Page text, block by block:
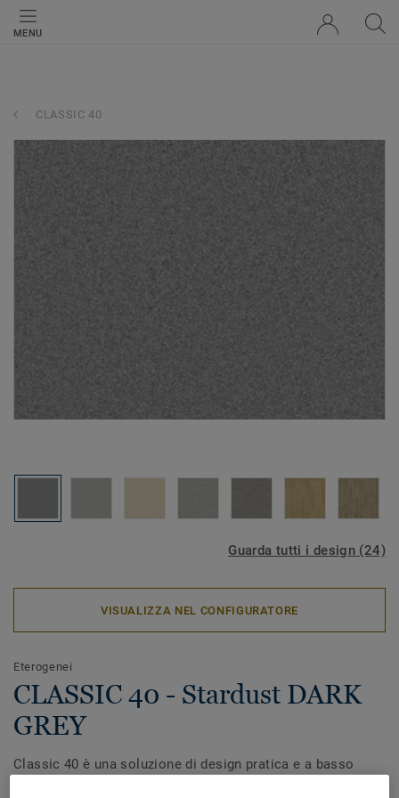
MENU
CLASSIC 40
Guarda tutti i design (24)
VISUALIZZA NEL CONFIGURATORE
Eterogenei
CLASSIC 40 - Stardust DARK
GREY
Classic 40 è una soluzione di design pratica e a basso